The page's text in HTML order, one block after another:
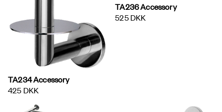
TA234 Accessory
425 DKK
TA236 Accessory
525 DKK